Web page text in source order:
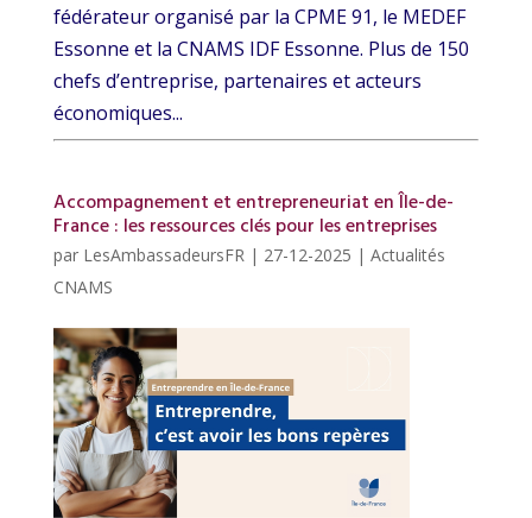
fédérateur organisé par la CPME 91, le MEDEF
Essonne et la CNAMS IDF Essonne. Plus de 150
chefs d’entreprise, partenaires et acteurs
économiques...
Accompagnement et entrepreneuriat en Île-de-
France : les ressources clés pour les entreprises
par LesAmbassadeursFR| 27-12-2025 | Actualités
CNAMS